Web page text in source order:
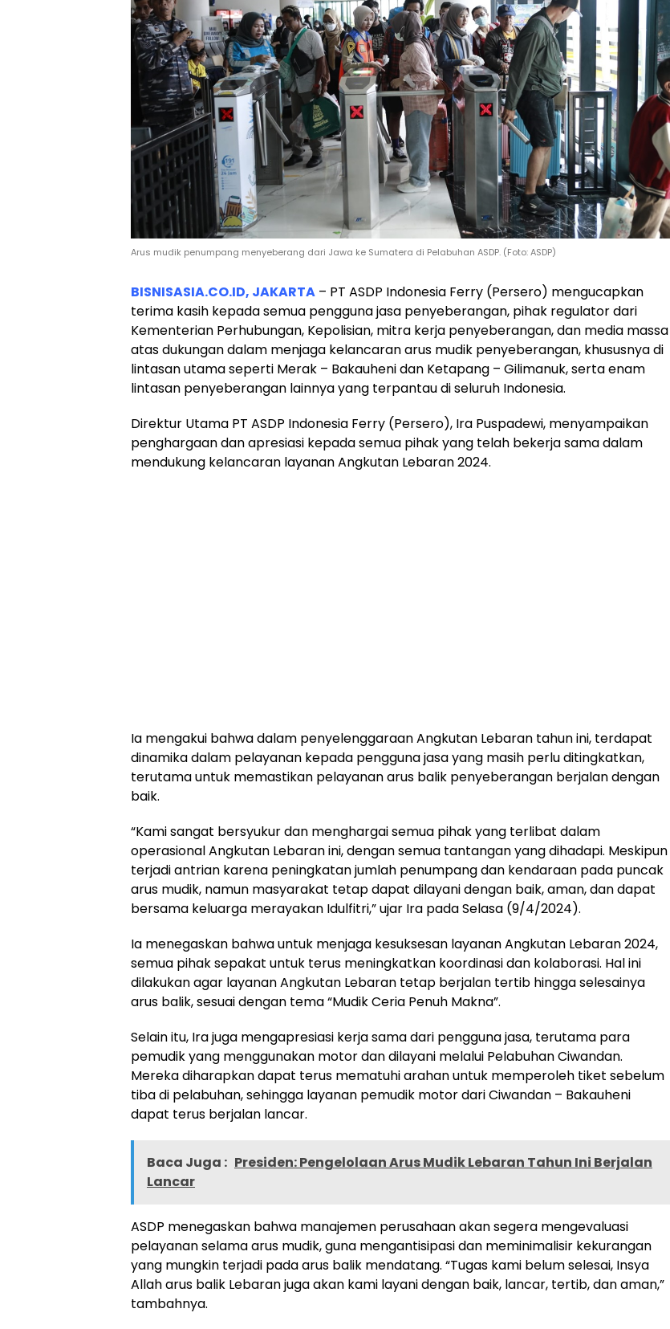
Arus mudik penumpang menyeberang dari Jawa ke Sumatera di Pelabuhan ASDP. (Foto: ASDP)
BISNISASIA.CO.ID, JAKARTA – PT ASDP Indonesia Ferry (Persero) mengucapkan
terima kasih kepada semua pengguna jasa penyeberangan, pihak regulator dari
Kementerian Perhubungan, Kepolisian, mitra kerja penyeberangan, dan media massa
atas dukungan dalam menjaga kelancaran arus mudik penyeberangan, khususnya di
lintasan utama seperti Merak – Bakauheni dan Ketapang – Gilimanuk, serta enam
lintasan penyeberangan lainnya yang terpantau di seluruh Indonesia.
Direktur Utama PT ASDP Indonesia Ferry (Persero), Ira Puspadewi, menyampaikan
penghargaan dan apresiasi kepada semua pihak yang telah bekerja sama dalam
mendukung kelancaran layanan Angkutan Lebaran 2024.
Ia mengakui bahwa dalam penyelenggaraan Angkutan Lebaran tahun ini, terdapat
dinamika dalam pelayanan kepada pengguna jasa yang masih perlu ditingkatkan,
terutama untuk memastikan pelayanan arus balik penyeberangan berjalan dengan
baik.
“Kami sangat bersyukur dan menghargai semua pihak yang terlibat dalam
operasional Angkutan Lebaran ini, dengan semua tantangan yang dihadapi. Meskipun
terjadi antrian karena peningkatan jumlah penumpang dan kendaraan pada puncak
arus mudik, namun masyarakat tetap dapat dilayani dengan baik, aman, dan dapat
bersama keluarga merayakan Idulfitri,” ujar Ira pada Selasa (9/4/2024).
Ia menegaskan bahwa untuk menjaga kesuksesan layanan Angkutan Lebaran 2024,
semua pihak sepakat untuk terus meningkatkan koordinasi dan kolaborasi. Hal ini
dilakukan agar layanan Angkutan Lebaran tetap berjalan tertib hingga selesainya
arus balik, sesuai dengan tema “Mudik Ceria Penuh Makna”.
Selain itu, Ira juga mengapresiasi kerja sama dari pengguna jasa, terutama para
pemudik yang menggunakan motor dan dilayani melalui Pelabuhan Ciwandan.
Mereka diharapkan dapat terus mematuhi arahan untuk memperoleh tiket sebelum
tiba di pelabuhan, sehingga layanan pemudik motor dari Ciwandan – Bakauheni
dapat terus berjalan lancar.
Baca Juga : Presiden: Pengelolaan Arus Mudik Lebaran Tahun Ini Berjalan
Lancar
ASDP menegaskan bahwa manajemen perusahaan akan segera mengevaluasi
pelayanan selama arus mudik, guna mengantisipasi dan meminimalisir kekurangan
yang mungkin terjadi pada arus balik mendatang. “Tugas kami belum selesai, Insya
Allah arus balik Lebaran juga akan kami layani dengan baik, lancar, tertib, dan aman,”
tambahnya.